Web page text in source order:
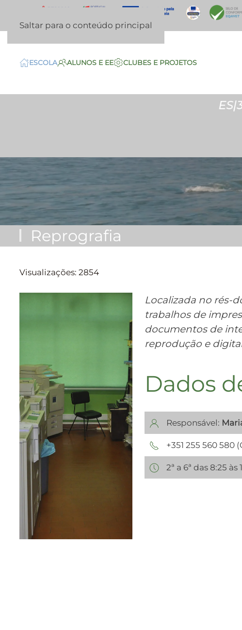
Saltar para o conteúdo principal
ESCOLA ALUNOS E EE CLUBES E PROJETOS
Reprografia
Visualizações: 2854
Localizada no rés-
trabalhos de
documentos de
reprodução e
Dados
Responsável:
+351 255 560 580
2ª a 6ª das 8:25 às